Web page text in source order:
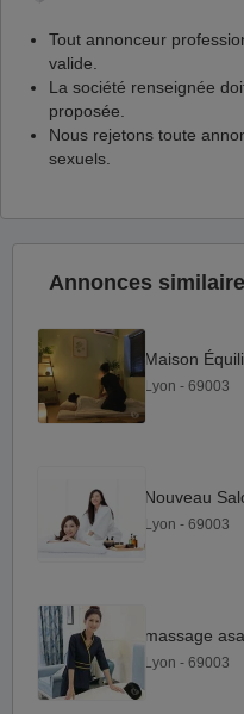
Tout annonceur
valide.
La société renseignée
proposée.
Nous rejetons toute
sexuels.
Annonces
Lyon - 69003
Lyon - 69003
Lyon - 69003